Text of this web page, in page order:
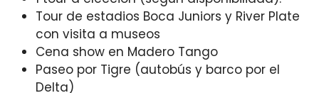
Tour de estadios Boca Juniors y River Plate
con visita a museos
Cena show en Madero Tango
Paseo por Tigre (autobús y barco por el
Delta)